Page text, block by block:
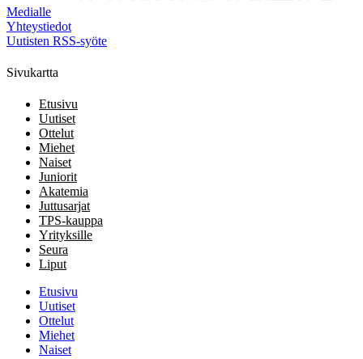
Medialle
Yhteystiedot
Uutisten RSS-syöte
Sivukartta
Etusivu
Uutiset
Ottelut
Miehet
Naiset
Juniorit
Akatemia
Juttusarjat
TPS-kauppa
Yrityksille
Seura
Liput
Etusivu
Uutiset
Ottelut
Miehet
Naiset